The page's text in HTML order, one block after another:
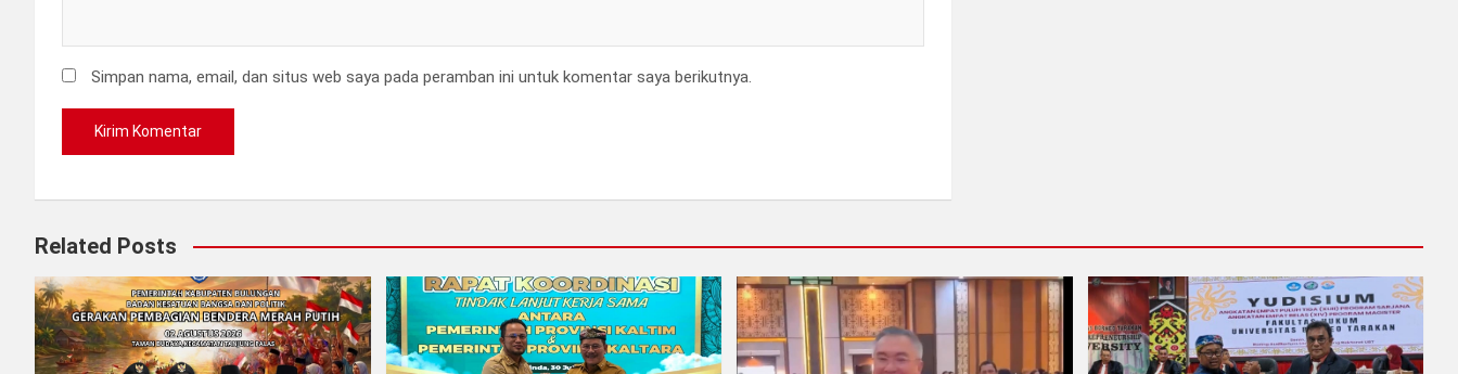
Simpan nama, email, dan situs web saya pada peramban ini untuk komentar saya berikutnya.
Related Posts